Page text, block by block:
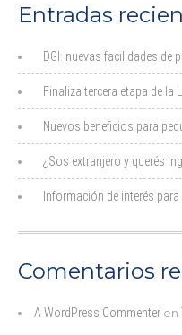
Entradas
DGI: nuevas facilidades de
Finaliza tercera etapa de la
Nuevos beneficios para
¿Sos extranjero y querés
Información de interés
Comentarios
A WordPress Commenter en